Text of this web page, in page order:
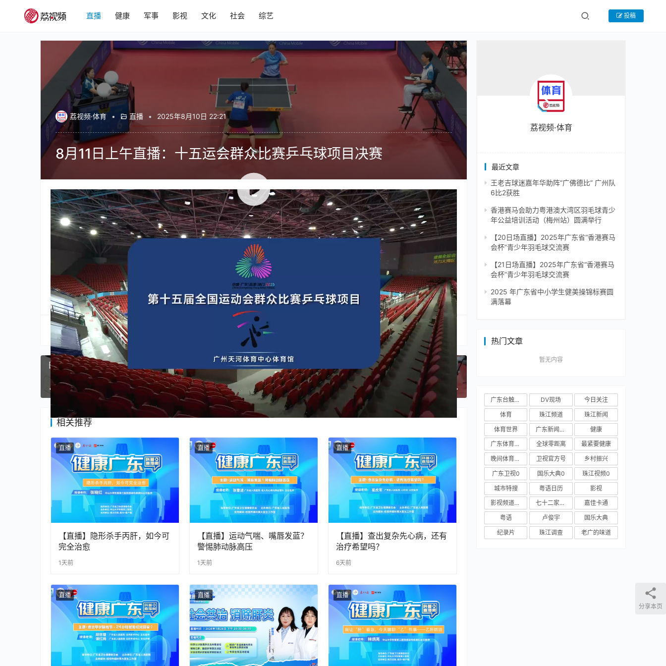
直播 健康 军事 影视 文化 社会 综艺 投稿
荔视频·体育 • 直播 • 2025年8月10日 22:21
8月11日上午直播：十五运会群众比赛乒乓球项目决赛
00:00 / 06:12:34
全运会是国内最高水平的综合性体育盛会，群众比赛更是全民健身成果的重要展示平台。全运会从 2017 年第十三届
全运会开始设立群众比赛乒乓球项目。作为国球，乒乓球是群众比赛受关注度最高的项目之一。第十五届全国运动会
群众比赛乒乓球项目决赛于广州市天河体育中心体育馆、广州市羽毛球运动管理中心打响，来自全国各地的乒乓球民
间高手将在为期 7 天的比赛中角逐包括团体和单项在内合计 10枚金牌。
赞(0)
分享到:
日本突破和平宪法约束向澳大利亚出口军舰，危险有多大？
上一篇 2025年8月10日 22:11
8月11日下午直播：十五运会群众比赛乒乓球项目决赛
2025年8月10日 22:22
相关推荐
直播
【直播】隐形杀手丙肝，如今可
完全治愈
1天前
直播
【直播】运动气喘、嘴唇发蓝？
警惕肺动脉高压
1天前
直播
【直播】查出复杂先心病，还有
治疗希望吗？
6天前
直播 直播 直播
荔视频·体育
最近文章
王老吉球迷嘉年华助阵“广佛德比” 广州队
6比2获胜
香港赛马会助力粤港澳大湾区羽毛球青少
年公益培训活动（梅州站）圆满举行
【20日场直播】2025年广东省“香港赛马
会杯”青少年羽毛球交流赛
【21日场直播】2025年广东省“香港赛马
会杯”青少年羽毛球交流赛
2025 年广东省中小学生健美操锦标赛圆
满落幕
热门文章
暂无内容
广东台触电新闻 DV现场
今日关注
体育
珠江频道
珠江新闻
体育世界
广东新闻频道
健康
广东体育频道
全球零距离
最紧要健康
晚间体育新闻
卫视官方号
乡村振兴
广东卫视0
国乐大典0
珠江视频0
城市特搜
粤语日历
影视
影视频道新媒体
七十二家房客
嘉佳卡通
粤语
卢俊宇
国乐大典
纪录片
珠江调查 老广的味道
分享本页